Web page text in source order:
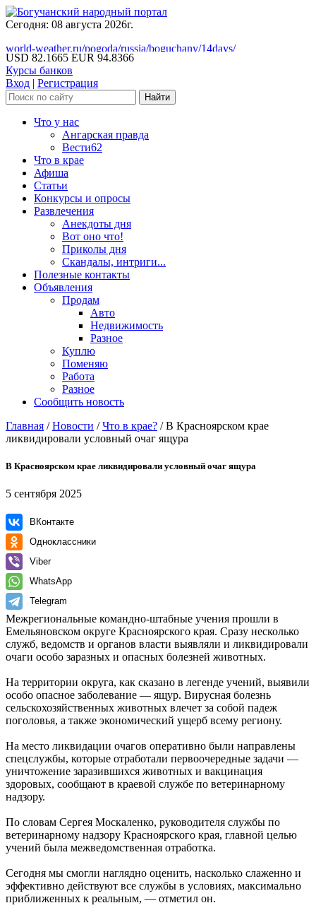
Сегодня: 08 августа 2026г.
world-weather.ru/pogoda/russia/boguchany/14days/
USD 82.1665 EUR 94.8366
Курсы банков
Вход | Регистрация
Что у нас
Ангарская правда
Вести62
Что в крае
Афиша
Статьи
Конкурсы и опросы
Развлечения
Анекдоты дня
Вот оно что!
Приколы дня
Скандалы, интриги...
Полезные контакты
Объявления
Продам
Авто
Недвижимость
Разное
Куплю
Поменяю
Работа
Разное
Сообщить новость
Главная /Новости /Что в крае? /В Красноярском крае
ликвидировали условный очаг ящура
В Красноярском крае ликвидировали условный очаг ящура
5 сентября 2025
ВКонтакте
Одноклассники
Viber
WhatsApp
Telegram
Межрегиональные командно-штабные учения прошли в
Емельяновском округе Красноярского края. Сразу несколько
служб, ведомств и органов власти выявляли и ликвидировали
очаги особо заразных и опасных болезней животных.
На территории округа, как сказано в легенде учений, выявили
особо опасное заболевание — ящур. Вирусная болезнь
сельскохозяйственных животных влечет за собой падеж
поголовья, а также экономический ущерб всему региону.
На место ликвидации очагов оперативно были направлены
спецслужбы, которые отработали первоочередные задачи —
уничтожение заразившихся животных и вакцинация
здоровых, сообщают в краевой службе по ветеринарному
надзору.
По словам Сергея Москаленко, руководителя службы по
ветеринарному надзору Красноярского края, главной целью
учений была межведомственная отработка.
Сегодня мы смогли наглядно оценить, насколько слаженно и
эффективно действуют все службы в условиях, максимально
приближенных к реальным, — отметил он.